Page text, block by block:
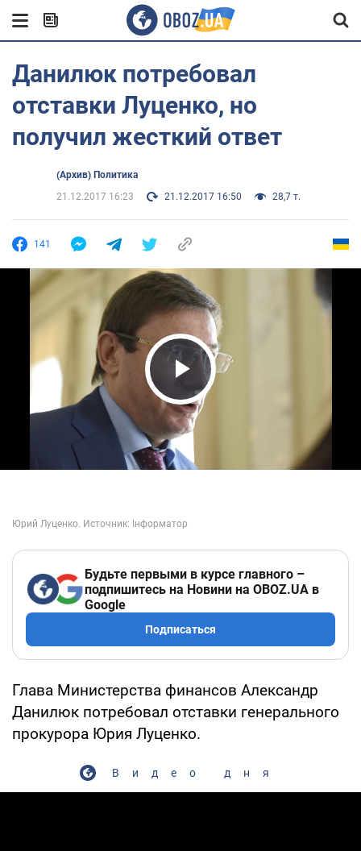
Данилюк потребовал
отставки Луценко, но
получил жесткий ответ
(Архив) Политика
21.12.2017 16:23
21.12.2017 16:50 28,7 т.
141
Play Video
Будьте первыми в курсе главного –
подпишитесь на Новини на OBOZ.UA в
Google
Подписаться
Глава Министерства финансов Александр
Данилюк потребовал отставки генерального
прокурора Юрия Луценко.
Видео дня